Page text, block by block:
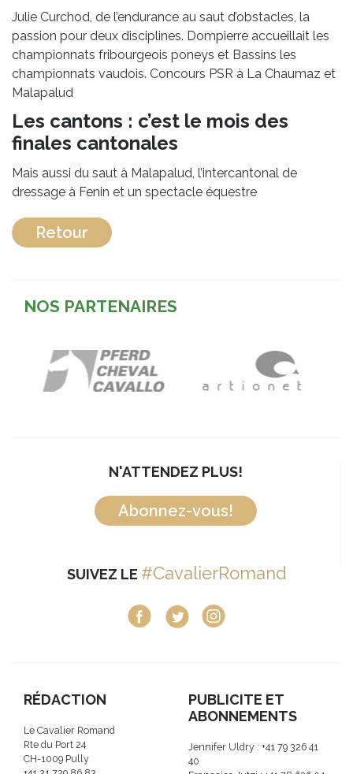
Julie Curchod, de l’endurance au saut d’obstacles, la
passion pour deux disciplines. Dompierre accueillait les
championnats fribourgeois poneys et Bassins les
championnats vaudois. Concours PSR à La Chaumaz et
Malapalud
Les cantons : c’est le mois des
finales cantonales
Mais aussi du saut à Malapalud, l’intercantonal de
dressage à Fenin et un spectacle équestre
Retour
NOS PARTENAIRES
N'ATTENDEZ PLUS!
Abonnez-vous!
SUIVEZ LE #CavalierRomand
RÉDACTION
Le Cavalier Romand
Rte du Port 24
CH-1009 Pully
PUBLICITE ET
ABONNEMENTS
Jennifer Uldry : +41 79 326 41
40